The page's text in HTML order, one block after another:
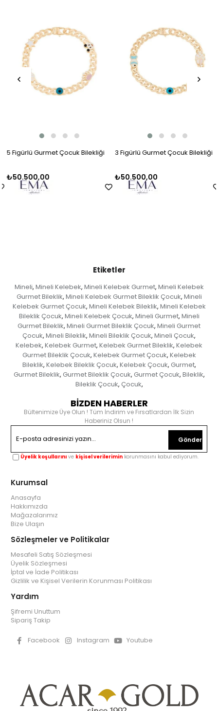
5 Figürlü Gurmet Çocuk Bilekliği
₺50.500,00
3 Figürlü Gurmet Çocuk Bilekliği
₺50.500,00
Etiketler
Mineli, Mineli Kelebek, Mineli Kelebek Gurmet, Mineli Kelebek
Gurmet Bileklik, Mineli Kelebek Gurmet Bileklik Çocuk, Mineli
Kelebek Gurmet Çocuk, Mineli Kelebek Bileklik, Mineli Kelebek
Bileklik Çocuk, Mineli Kelebek Çocuk, Mineli Gurmet, Mineli
Gurmet Bileklik, Mineli Gurmet Bileklik Çocuk, Mineli Gurmet
Çocuk, Mineli Bileklik, Mineli Bileklik Çocuk, Mineli Çocuk,
Kelebek, Kelebek Gurmet, Kelebek Gurmet Bileklik, Kelebek
Gurmet Bileklik Çocuk, Kelebek Gurmet Çocuk, Kelebek
Bileklik, Kelebek Bileklik Çocuk, Kelebek Çocuk, Gurmet,
Gurmet Bileklik, Gurmet Bileklik Çocuk, Gurmet Çocuk, Bileklik,
Bileklik Çocuk, Çocuk,
BİZDEN HABERLER
Bültenimize Üye Olun ! Tüm İndirim ve Fırsatlardan İlk Sizin
Haberiniz Olsun !
Gönder
Üyelik koşullarını ve kişisel verilerimin korunmasını kabul ediyorum.
Kurumsal
Anasayfa
Hakkımızda
Mağazalarımız
Bize Ulaşın
Sözleşmeler ve Politikalar
Mesafeli Satış Sözleşmesi
Üyelik Sözleşmesi
İptal ve İade Politikası
Gizlilik ve Kişisel Verilerin Korunması Politikası
Yardım
Şifremi Unuttum
Sipariş Takip
Facebook Instagram Youtube